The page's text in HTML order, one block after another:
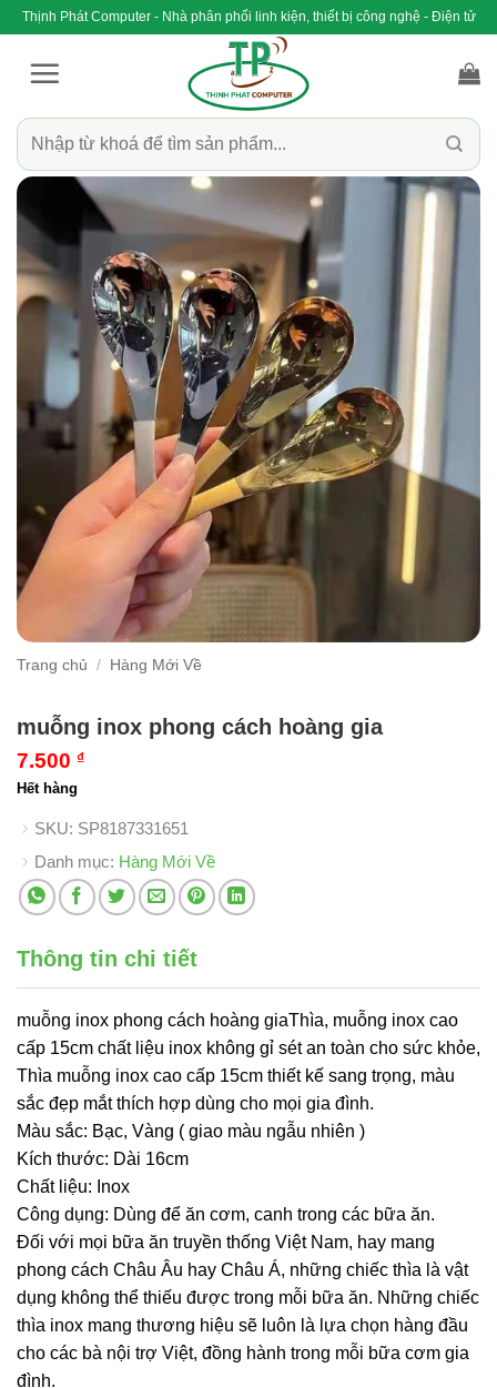
qua
Thịnh Phát Computer - Nhà phân phối linh kiện, thiết bị công nghệ - Điện tử
Tìm
kiếm:
Trang chủ / Hàng Mới Về
muỗng inox phong cách hoàng gia
7.500 ₫
Hết hàng
SKU: SP8187331651
Danh mục: Hàng Mới Về
Thông tin chi tiết
muỗng inox phong cách hoàng giaThìa, muỗng inox cao
cấp 15cm chất liệu inox không gỉ sét an toàn cho sức khỏe,
Thìa muỗng inox cao cấp 15cm thiết kế sang trọng, màu
sắc đẹp mắt thích hợp dùng cho mọi gia đình.
Màu sắc: Bạc, Vàng ( giao màu ngẫu nhiên )
Kích thước: Dài 16cm
Chất liệu: Inox
Công dụng: Dùng để ăn cơm, canh trong các bữa ăn.
Đối với mọi bữa ăn truyền thống Việt Nam, hay mang
phong cách Châu Âu hay Châu Á, những chiếc thìa là vật
dụng không thể thiếu được trong mỗi bữa ăn. Những chiếc
thìa inox mang thương hiệu sẽ luôn là lựa chọn hàng đầu
cho các bà nội trợ Việt, đồng hành trong mỗi bữa cơm gia
đình.